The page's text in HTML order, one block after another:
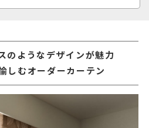
のようなデザインが魅力
しむオーダーカーテン